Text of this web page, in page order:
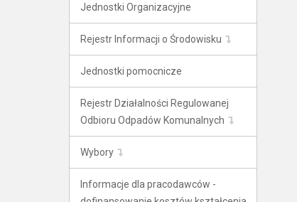
Jednostki Organizacyjne
Rejestr Informacji o Środowisku
Jednostki pomocnicze
Rejestr Działalności Regulowanej
Odbioru Odpadów Komunalnych
Wybory
Informacje dla pracodawców -